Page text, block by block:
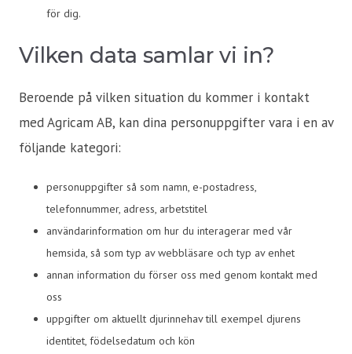
för dig.
Vilken data samlar vi in?
Beroende på vilken situation du kommer i kontakt
med Agricam AB, kan dina personuppgifter vara i en av
följande kategori:
personuppgifter så som namn, e-postadress,
telefonnummer, adress, arbetstitel
användarinformation om hur du interagerar med vår
hemsida, så som typ av webbläsare och typ av enhet
annan information du förser oss med genom kontakt med
oss
uppgifter om aktuellt djurinnehav till exempel djurens
identitet, födelsedatum och kön